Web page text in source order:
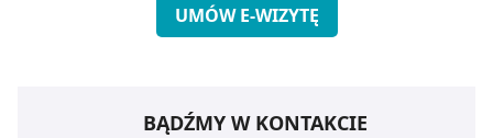
UMÓW E-WIZYTĘ
BĄDŹMY W KONTAKCIE